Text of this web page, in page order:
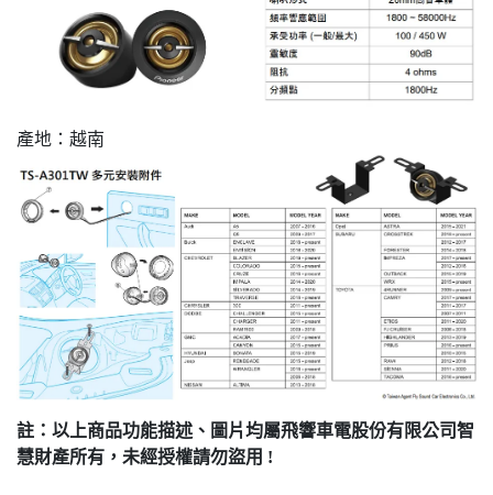
產地：越南
註：以上商品功能描述、圖片均屬飛響車電股份有限公司智
慧財產所有，未經授權請勿盜用 !